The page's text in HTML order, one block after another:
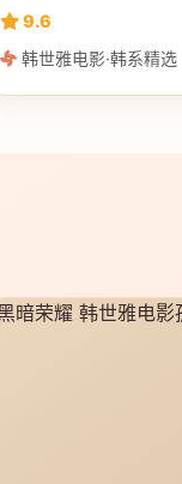
9.6
韩世雅电影·韩系精选